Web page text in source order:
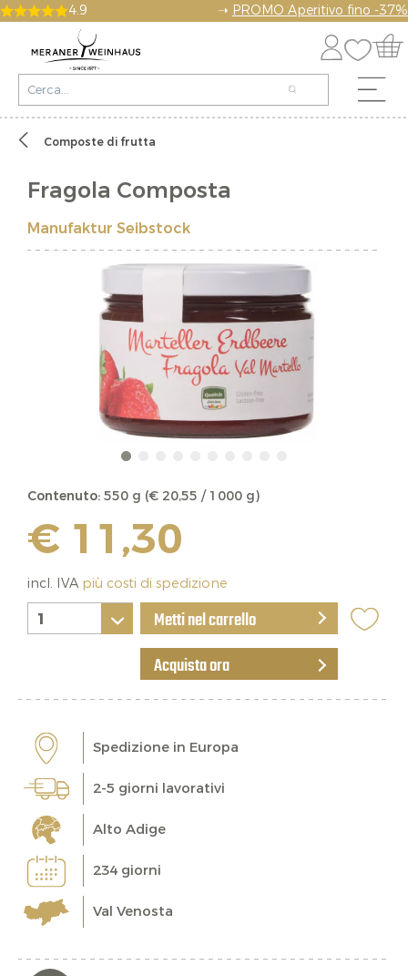
4.9 ➝ PROMO Aperitivo fino -37%
Composte di frutta
Fragola Composta
Manufaktur Seibstock
Contenuto: 550 g (€ 20,55 / 1000 g)
€ 11,30
incl. IVA più costi di spedizione
Metti nel carrello
Acquista ora
Spedizione in Europa
2-5 giorni lavorativi
Alto Adige
234 giorni
Val Venosta